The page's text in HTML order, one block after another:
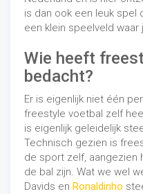
is dan ook een leuk
een klein speelveld
Wie heeft
bedacht?
Er is eigenlijk niet één
freestyle voetbal zelf
is eigenlijk geleidelijk
Technisch gezien is
de sport zelf, aangezien
de bal zijn. Wat we wel
Davids en Ronaldinho